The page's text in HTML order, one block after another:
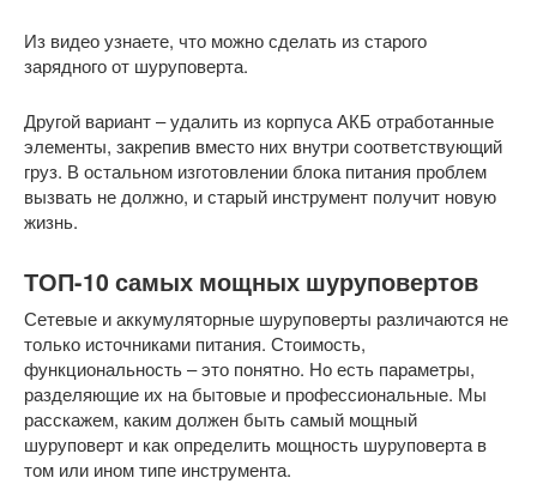
Из видео узнаете, что можно сделать из старого
зарядного от шуруповерта.
Другой вариант – удалить из корпуса АКБ отработанные
элементы, закрепив вместо них внутри соответствующий
груз. В остальном изготовлении блока питания проблем
вызвать не должно, и старый инструмент получит новую
жизнь.
ТОП-10 самых мощных шуруповертов
Сетевые и аккумуляторные шуруповерты различаются не
только источниками питания. Стоимость,
функциональность – это понятно. Но есть параметры,
разделяющие их на бытовые и профессиональные. Мы
расскажем, каким должен быть самый мощный
шуруповерт и как определить мощность шуруповерта в
том или ином типе инструмента.